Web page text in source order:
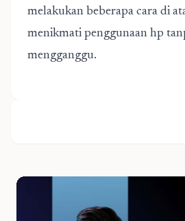
melakukan beberapa cara di
menikmati penggunaan hp
mengganggu.